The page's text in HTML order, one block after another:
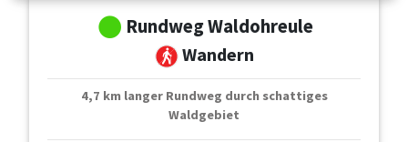
Rundweg Waldohreule
Wandern
4,7 km langer Rundweg durch schattiges
Waldgebiet